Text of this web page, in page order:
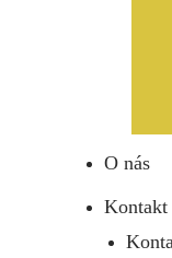
O nás
Kontakt